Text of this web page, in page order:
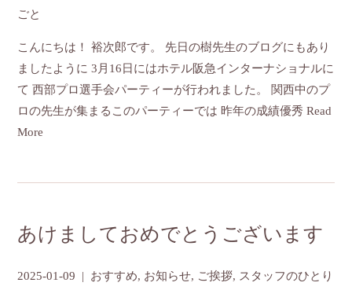
ごと
こんにちは！ 裕次郎です。 先日の樹先生のブログにもあり
ましたように 3月16日にはホテル阪急インターナショナルに
て 西部プロ選手会パーティーが行われました。 関西中のプ
ロの先生が集まるこのパーティーでは 昨年の成績優秀Read
More
あけましておめでとうございます
2025-01-09 | おすすめ, お知らせ, ご挨拶, スタッフのひとり